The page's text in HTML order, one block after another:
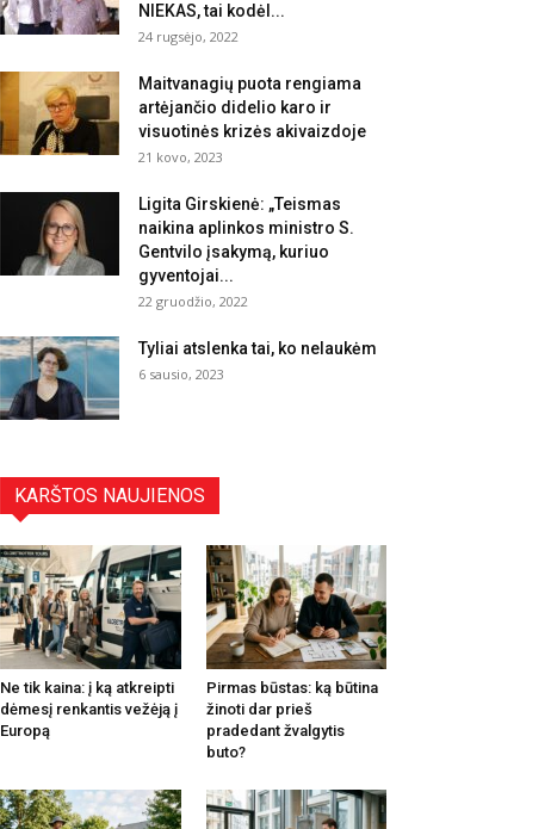
NIEKAS, tai kodėl...
24 rugsėjo, 2022
Maitvanagių puota rengiama
artėjančio didelio karo ir
visuotinės krizės akivaizdoje
21 kovo, 2023
Ligita Girskienė: „Teismas
naikina aplinkos ministro S.
Gentvilo įsakymą, kuriuo
gyventojai...
22 gruodžio, 2022
Tyliai atslenka tai, ko nelaukėm
6 sausio, 2023
KARŠTOS NAUJIENOS
Ne tik kaina: į ką atkreipti
dėmesį renkantis vežėją į
Europą
Pirmas būstas: ką būtina
žinoti dar prieš
pradedant žvalgytis
buto?